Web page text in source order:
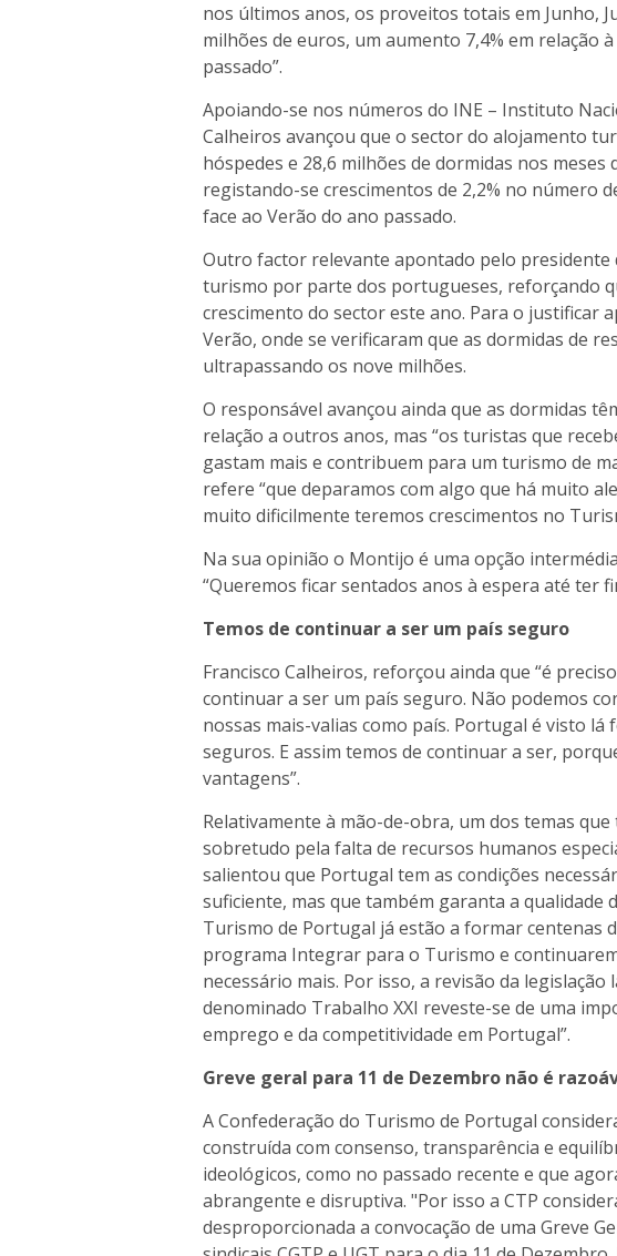
nos últimos anos, os proveitos totais em Junho,
milhões de euros, um aumento 7,4% em relação
passado”.
Apoiando-se nos números do INE – Instituto
Calheiros avançou que o sector do alojamento
hóspedes e 28,6 milhões de dormidas nos meses
registando-se crescimentos de 2,2% no número
face ao Verão do ano passado.
Outro factor relevante apontado pelo presidente
turismo por parte dos portugueses, reforçando
crescimento do sector este ano. Para o justificar
Verão, onde se verificaram que as dormidas de
ultrapassando os nove milhões.
O responsável avançou ainda que as dormidas
relação a outros anos, mas “os turistas que
gastam mais e contribuem para um turismo de
refere “que deparamos com algo que há muito
muito dificilmente teremos crescimentos no
Na sua opinião o Montijo é uma opção
“Queremos ficar sentados anos à espera até ter
Temos de continuar a ser um país seguro
Francisco Calheiros, reforçou ainda que “é
continuar a ser um país seguro. Não podemos
nossas mais-valias como país. Portugal é visto lá
seguros. E assim temos de continuar a ser,
vantagens”.
Relativamente à mão-de-obra, um dos temas
sobretudo pela falta de recursos humanos
salientou que Portugal tem as condições
suficiente, mas que também garanta a qualidade
Turismo de Portugal já estão a formar centenas
programa Integrar para o Turismo e
necessário mais. Por isso, a revisão da
denominado Trabalho XXI reveste-se de uma
emprego e da competitividade em Portugal”.
Greve geral para 11 de Dezembro não é
A Confederação do Turismo de Portugal
construída com consenso, transparência e
ideológicos, como no passado recente e que
abrangente e disruptiva. "Por isso a CTP
desproporcionada a convocação de uma Greve